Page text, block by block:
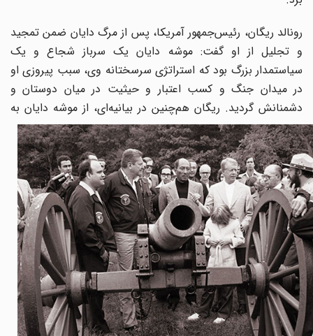
رونالد ریگان، رئیس‌جمهور آمریکا، پس از مرگ دایان ضمن تمجید
و تجلیل از او گفت: موشه دایان یک سرباز شجاع و یک
سیاستمدار بزرگ بود که استراتژی سرسختانه وی، سبب پیروزی او
در میدان جنگ و کسب اعتبار و حیثیت در میان دوستان و
دشمنانش گردید.ریگان هم‌چنین در بیانیه‌ای، از موشه دایان به